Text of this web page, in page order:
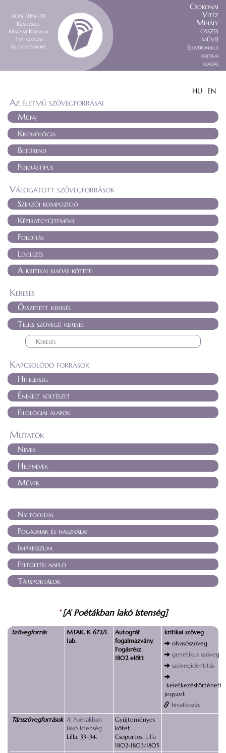
HUN–REN–DE
Klasszikus
Magyar Irodalmi
Textológiai
Kutatócsoport
Csokonai
Vitéz
Mihály
összes
művei
Elektronikus
kritikai
kiadás
HU EN
Az életmű szövegforrásai
Műfaj
Kronológia
Betűrend
Forrástípus
Válogatott szövegforrások
Szerzői kompozíció
Kéziratgyűjtemény
Fordítás
Levelezés
A kritikai kiadás kötetei
Keresés
Összetett keresés
Teljes szövegű keresés
Kapcsolódó források
Hitelesség
Énekelt költészet
Filológiai alapok
Mutatók
Nevek
Helynevek
Művek
Nyitóoldal
Fogalmak és használat
Impresszum
Feltöltési napló
Társportálok
* [A’ Poétákban lakó Istenség]
Szövegforrás
MTAK. K 672/I.
1ab.
Autográf
fogalmazvány.
Fogásrész.
1802 előtt
kritikai szöveg
olvasószöveg
genetikus szöveg
szövegidentitás
keletkezéstörténeti
jegyzet
hivatkozás
Társszövegforrások A’ Poétákban
lakó Istenség
Lilla, 33–34.
Gyűjteményes
kötet.
Csoportos. Lilla
1802-1803/1805